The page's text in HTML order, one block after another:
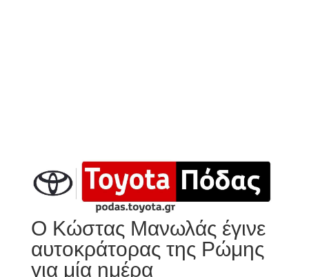
Ο Κώστας Μανωλάς έγινε
αυτοκράτορας της Ρώμης
για μία ημέρα